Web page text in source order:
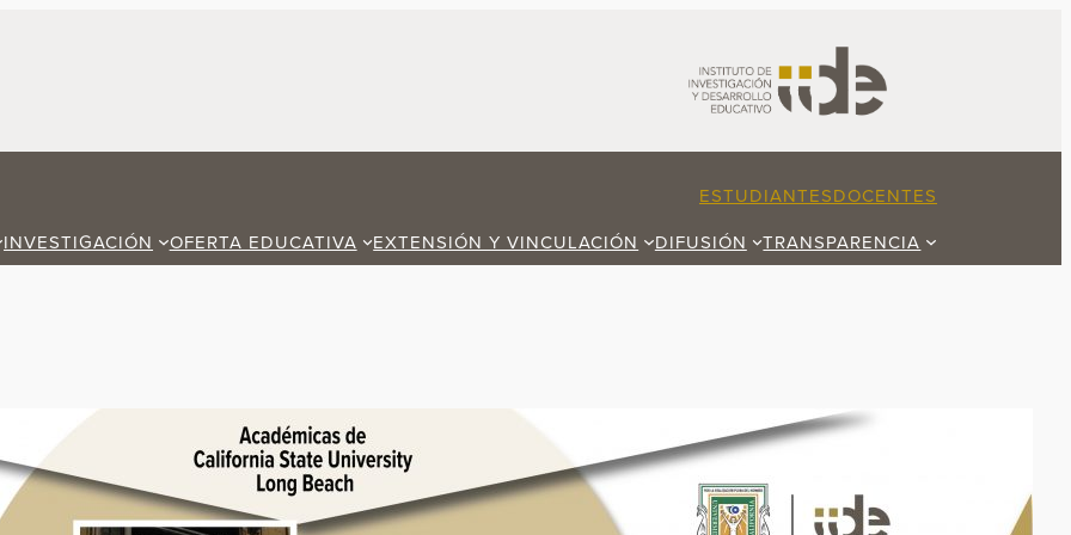
ESTUDIANTESDOCENTES
INVESTIGACIÓN OFERTA EDUCATIVA EXTENSIÓN Y VINCULACIÓN DIFUSIÓN TRANSPARENCIA